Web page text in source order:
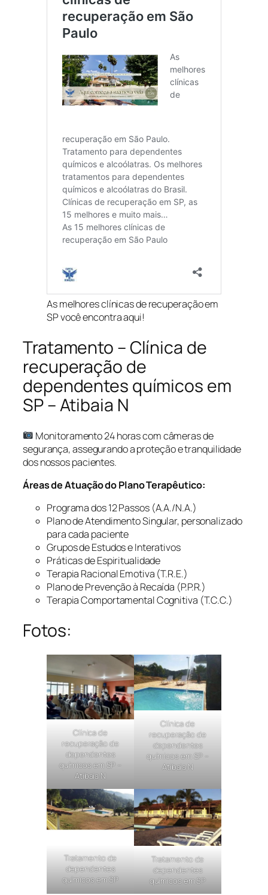
As melhores clínicas de recuperação em
SP você encontra aqui!
Tratamento – Clínica de
recuperação de
dependentes químicos em
SP – Atibaia N
Monitoramento 24 horas com câmeras de
segurança, assegurando a proteção e tranquilidade
dos nossos pacientes.
Áreas de Atuação do Plano Terapêutico:
Programa dos 12 Passos (A.A./N.A.)
Plano de Atendimento Singular, personalizado
para cada paciente
Grupos de Estudos e Interativos
Práticas de Espiritualidade
Terapia Racional Emotiva (T.R.E.)
Plano de Prevenção à Recaída (P.P.R.)
Terapia Comportamental Cognitiva (T.C.C.)
Fotos:
Clínica de
recuperação de
dependentes
químicos em SP –
Atibaia N
Clínica de
recuperação de
dependentes
químicos em SP –
Atibaia N
Tratamento de
dependentes
químicos em SP
Tratamento de
dependentes
químicos em SP